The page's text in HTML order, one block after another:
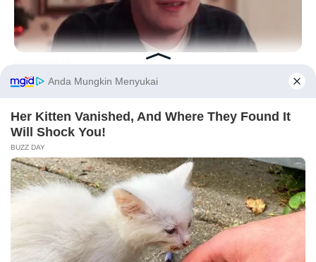
FAQ
Siapa Marsha Timothy?
Dia adalah aktris, model kelahiran Jakarta.
Nama aslinya adalah Marsha Timothy.
Apa yang membuat Marsha Timothy
Dia terkenal karena pemain filmMarlina Si Pembunuh dalam
Empat Babak(2017).
Marsha Timothy asalnya dari mana?
Dia berasal dari Jakarta dan tinggal di Jakarta.
Culkin Cracks Up The Web With His Own Version Of ‘Home
Before You Go